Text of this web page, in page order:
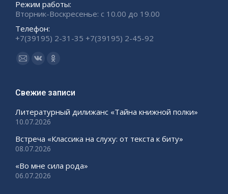
Режим работы:
Вторник-Воскресенье: с 10.00 до 19.00
Телефон:
+7(39195) 2-31-35 +7(39195) 2-45-92
Ищите нас:
Страница
открывается
новом
Страница
открывается
новом
Страница
открывается
новом
Свежие записи
Литературный дилижанс «Тайна книжной полки»
10.07.2026
Встреча «Классика на слуху: от текста к биту»
08.07.2026
«Во мне сила рода»
06.07.2026